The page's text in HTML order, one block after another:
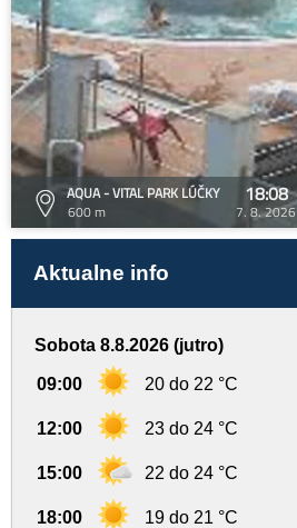
AQUA - VITAL PARK LÚČKY
600 m
18:08
7. 8. 2026
Aktualne info
Sobota 8.8.2026 (jutro)
09:00 20 do 22 °C
12:00 23 do 24 °C
15:00 22 do 24 °C
18:00 19 do 21 °C